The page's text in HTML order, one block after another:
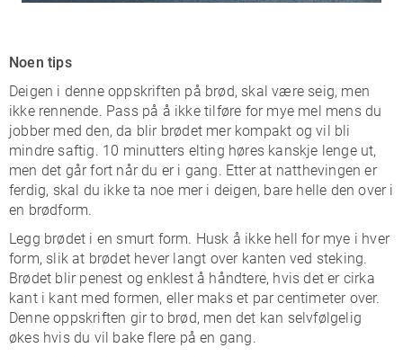
Noen tips
Deigen i denne oppskriften på brød, skal være seig, men
ikke rennende. Pass på å ikke tilføre for mye mel mens du
jobber med den, da blir brødet mer kompakt og vil bli
mindre saftig. 10 minutters elting høres kanskje lenge ut,
men det går fort når du er i gang. Etter at natthevingen er
ferdig, skal du ikke ta noe mer i deigen, bare helle den over i
en brødform.
Legg brødet i en smurt form. Husk å ikke hell for mye i hver
form, slik at brødet hever langt over kanten ved steking.
Brødet blir penest og enklest å håndtere, hvis det er cirka
kant i kant med formen, eller maks et par centimeter over.
Denne oppskriften gir to brød, men det kan selvfølgelig
økes hvis du vil bake flere på en gang.